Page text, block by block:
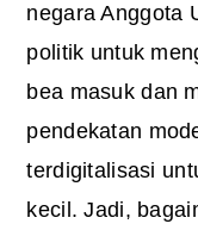
negara Anggota
politik untuk
bea masuk dan
pendekatan
terdigitalisasi
kecil. Jadi,